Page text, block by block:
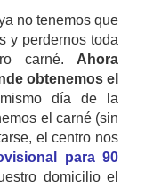
no tenemos que
y perdernos toda
carné. Ahora
obtenemos el
día de la
el carné (sin
el centro nos
para 90
domicilio el